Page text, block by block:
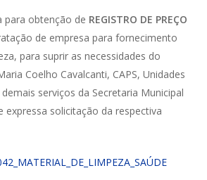
para obtenção de REGISTRO DE PREÇO
de empresa para fornecimento
para suprir as necessidades do
Coelho Cavalcanti, CAPS, Unidades
serviços da Secretaria Municipal
expressa solicitação da respectiva